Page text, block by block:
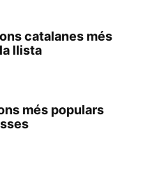
catalanes més
llista
més populars